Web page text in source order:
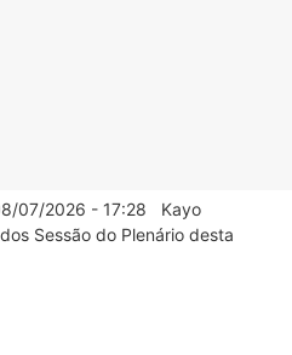
07/2026 - 17:28 Kayo
Sessão do Plenário desta